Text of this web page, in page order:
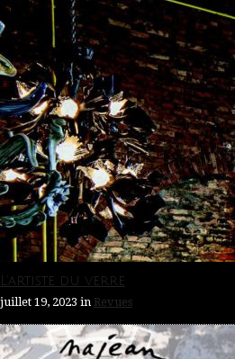
L’artiste du verre
juillet 19, 2023 in Revues